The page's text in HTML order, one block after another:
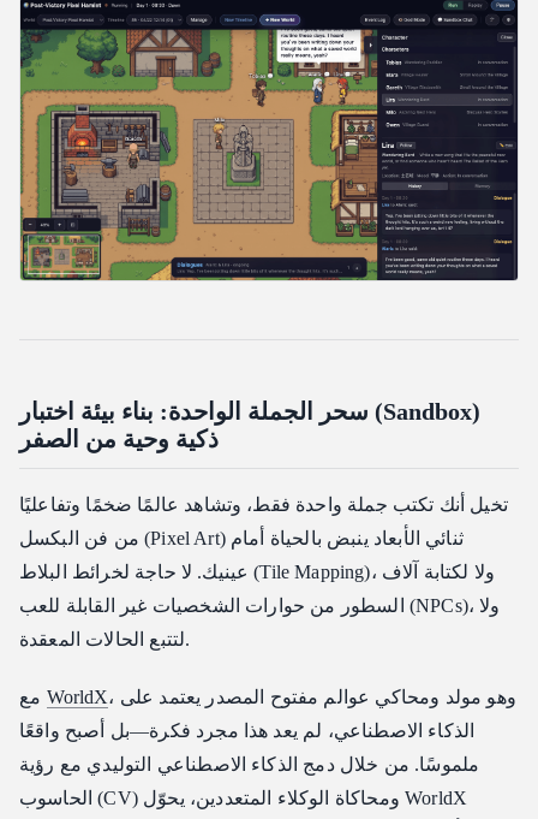
عرض توضيحي: من جملة واحدة إلى جزيرة قراصنة حية في 5
دقائق
الخطوة 1: إعداد البيئة وتهيئة مفتاح API
الخطوة 2: إدخال الجملة السحرية
الخطوة 3: مراقبة تطور المحاكاة
تحليل البيانات والهيكلية: نظرة داخل WorldX
الأسئلة الشائعة: كل ما تحتاج معرفته عن WorldX
ماذا يحدث عندما تصبح ذاكرة الوكيل طويلة جدًا؟
سحر الجملة الواحدة: بناء بيئة اختبار (Sandbox)
ذكية وحية من الصفر
تخيل أنك تكتب جملة واحدة فقط، وتشاهد عالمًا ضخمًا وتفاعليًا
من فن البكسل (Pixel Art) ثنائي الأبعاد ينبض بالحياة أمام
عينيك. لا حاجة لخرائط البلاط (Tile Mapping)، ولا لكتابة آلاف
السطور من حوارات الشخصيات غير القابلة للعب (NPCs)، ولا
لتتبع الحالات المعقدة.
WorldX، وهو مولد ومحاكي عوالم مفتوح المصدر يعتمد على
الذكاء الاصطناعي، لم يعد هذا مجرد فكرة—بل أصبح واقعًا
ملموسًا. من خلال دمج الذكاء الاصطناعي التوليدي مع رؤية
الحاسوب (CV) ومحاكاة الوكلاء المتعددين، يحوّل WorldX